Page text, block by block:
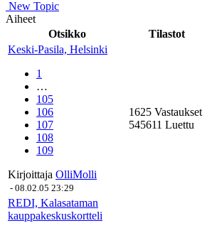
New Topic
Aiheet
Otsikko
Tilastot
Keski-Pasila, Helsinki
1
…
105
106
107
108
109
Kirjoittaja OlliMolli
- 08.02.05 23:29
1625 Vastaukset
545611 Luettu
REDI, Kalasataman
kauppakeskuskortteli